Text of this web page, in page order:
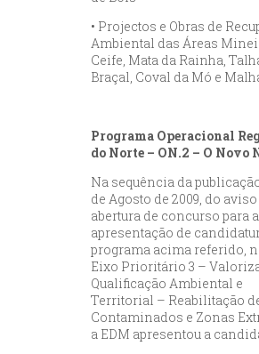
• Projectos e Obras de
Ambiental das Áreas
Ceife, Mata da Rainha,
Braçal, Coval da Mó e
Programa Operacional
do Norte – ON.2 – O Novo
Na sequência da
de Agosto de 2009, do
abertura de concurso para a
apresentação de
programa acima referido,
Eixo Prioritário 3 –
Qualificação Ambiental e
Territorial – Reabilitação
Contaminados e Zonas
a EDM apresentou a